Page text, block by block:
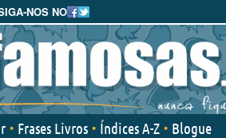
NOS NO
Frases Livros Índices A-Z Blogue